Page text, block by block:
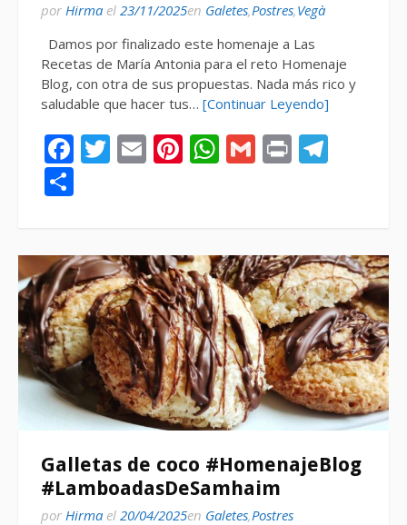
por Hirma el 23/11/2025en Galetes,Postres,Vegà
Damos por finalizado este homenaje a Las
Recetas de María Antonia para el reto Homenaje
Blog, con otra de sus propuestas. Nada más rico y
saludable que hacer tus… [Continuar Leyendo]
Facebook
Twitter
EmailPinterest
WhatsApp
Gmail
Print
Galletas de coco #HomenajeBlog
#LamboadasDeSamhaim
por Hirma el 20/04/2025en Galetes,Postres